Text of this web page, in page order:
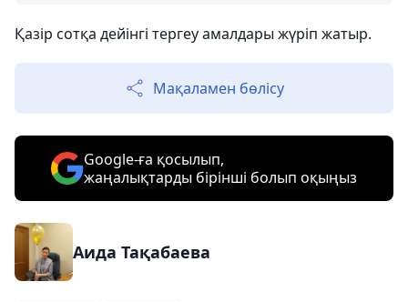
Қазір сотқа дейінгі тергеу амалдары жүріп жатыр.
Мақаламен бөлісу
Google-ға қосылып,
жаңалықтарды бірінші болып оқыңыз
Аида Тақабаева